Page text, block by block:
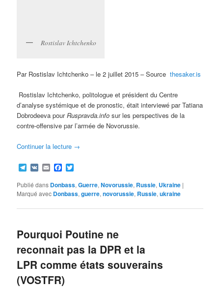
Rostislav Ichtchenko
Par Rostislav Ichtchenko – le 2 juillet 2015 – Sourcethesaker.is
Rostislav Ichtchenko, politologue et président du Centre
d’analyse systémique et de pronostic, était interviewé par Tatiana
Dobrodeeva pourRuspravda.info sur les perspectives de la
contre-offensive par l’armée de Novorussie.
Continuer la lecture →
Telegram
VK EmailFacebook
Publié dans Donbass,Guerre,Novorussie, Russie, Ukraine |
Marqué avec Donbass,guerre,novorussie, Russie,ukraine
Pourquoi Poutine ne
reconnait pas la DPR et la
LPR comme états souverains
(VOSTFR)